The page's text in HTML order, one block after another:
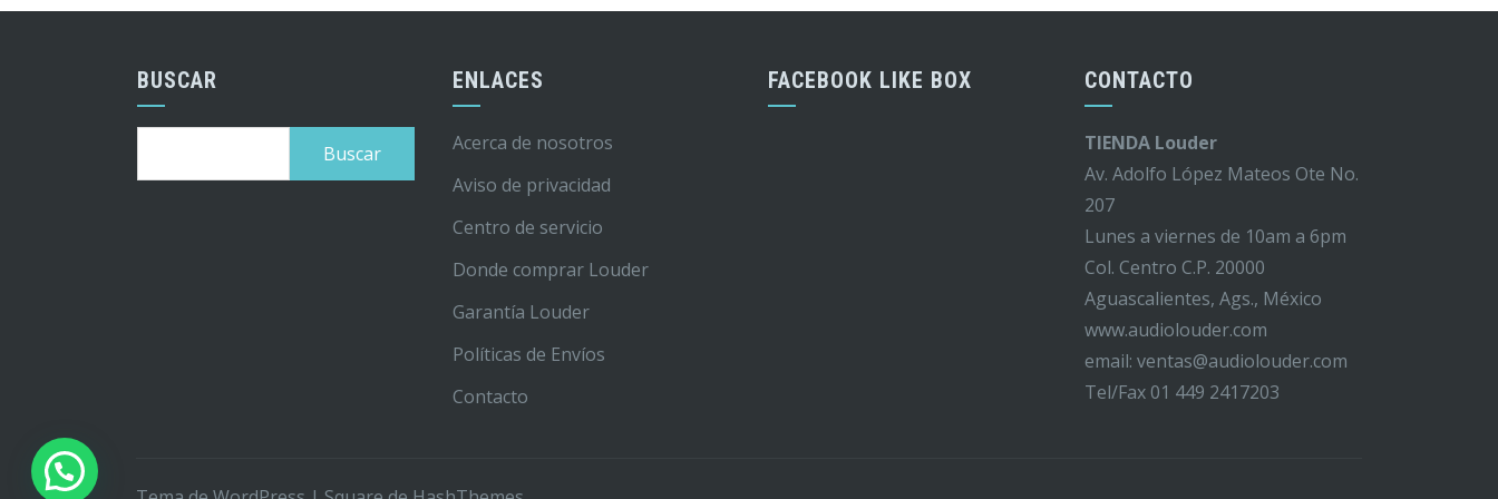
BUSCAR ENLACES
Acerca de nosotros
Aviso de privacidad
Centro de servicio
Donde comprar Louder
Garantía Louder
Políticas de Envíos
Contacto
FACEBOOK LIKE BOX CONTACTO
TIENDA Louder
Av. Adolfo López Mateos Ote No.
207
Lunes a viernes de 10am a 6pm
Col. Centro C.P. 20000
Aguascalientes, Ags., México
www.audiolouder.com
email: ventas@audiolouder.com
Tel/Fax 01 449 2417203